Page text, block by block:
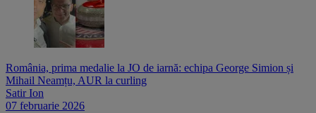
România, prima medalie la JO de iarnă: echipa George Simion și
Mihail Neamțu, AUR la curling
Satir Ion
07 februarie 2026